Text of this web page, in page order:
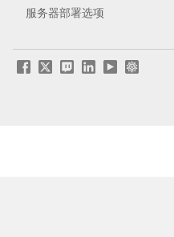
服务器部署选项